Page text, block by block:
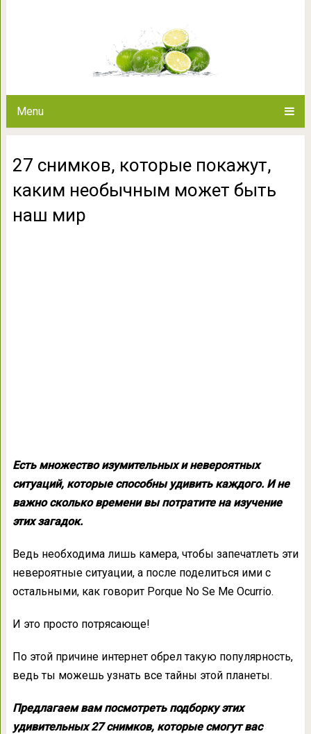
Menu
27 снимков, которые покажут,
каким необычным может быть
наш мир
Есть множество изумительных и невероятных
ситуаций, которые способны удивить каждого. И не
важно сколько времени вы потратите на изучение
этих загадок.
Ведь необходима лишь камера, чтобы запечатлеть эти
невероятные ситуации, а после поделиться ими с
остальными, как говорит Porque No Se Me Ocurrio.
И это просто потрясающе!
По этой причине интернет обрел такую популярность,
ведь ты можешь узнать все тайны этой планеты.
Предлагаем вам посмотреть подборку этих
удивительных 27 снимков, которые смогут вас